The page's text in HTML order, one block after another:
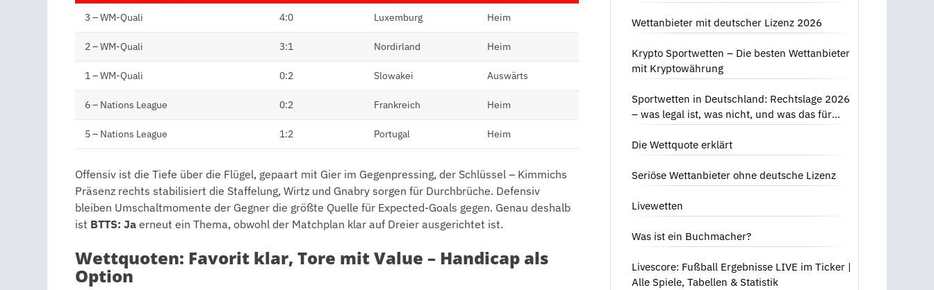
3 – WM-Quali 4:0 Luxemburg Heim
2 – WM-Quali 3:1 Nordirland Heim
1 – WM-Quali 0:2 Slowakei Auswärts
6 – Nations League 0:2 Frankreich Heim
5 – Nations League 1:2 Portugal Heim
Offensiv ist die Tiefe über die Flügel, gepaart mit Gier im Gegenpressing, der Schlüssel – Kimmichs
Präsenz rechts stabilisiert die Staffelung, Wirtz und Gnabry sorgen für Durchbrüche. Defensiv
bleiben Umschaltmomente der Gegner die größte Quelle für Expected-Goals gegen. Genau deshalb
ist BTTS: Ja erneut ein Thema, obwohl der Matchplan klar auf Dreier ausgerichtet ist.
Wettquoten: Favorit klar, Tore mit Value – Handicap als
Option
Wettanbieter mit deutscher Lizenz 2026
Krypto Sportwetten – Die besten Wettanbieter
mit Kryptowährung
Sportwetten in Deutschland: Rechtslage 2026
– was legal ist, was nicht, und was das für
Die Wettquote erklärt
Seriöse Wettanbieter ohne deutsche Lizenz
Livewetten
Was ist ein Buchmacher?
Livescore: Fußball Ergebnisse LIVE im Ticker |
Alle Spiele, Tabellen & Statistik